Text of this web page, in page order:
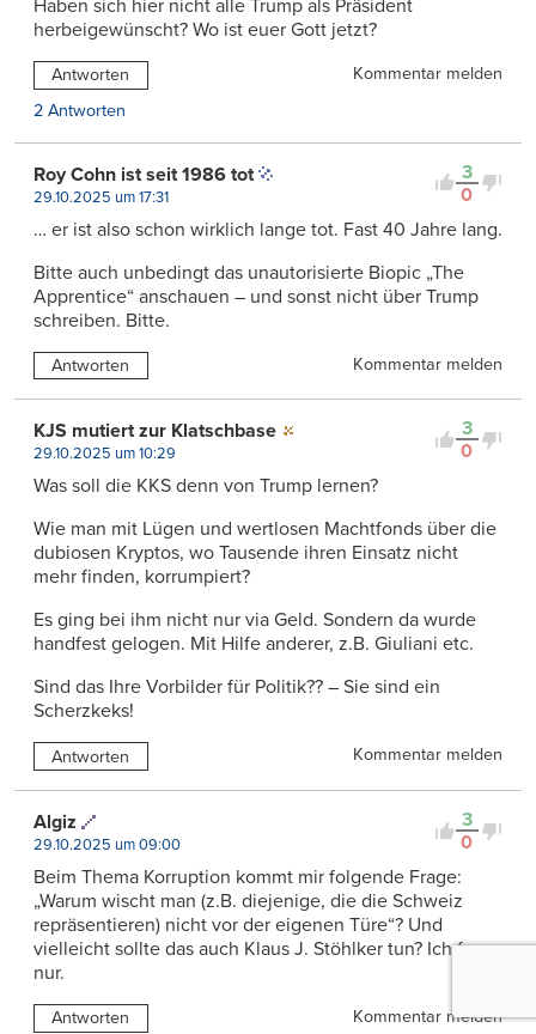
Haben sich hier nicht alle Trump als Präsident
herbeigewünscht? Wo ist euer Gott jetzt?
Antworten
Kommentar melden
2 Antworten
3
0
Roy Cohn ist seit 1986 tot
29.10.2025 um 17:31
… er ist also schon wirklich lange tot. Fast 40 Jahre lang.
Bitte auch unbedingt das unautorisierte Biopic „The
Apprentice“ anschauen – und sonst nicht über Trump
schreiben. Bitte.
Antworten Kommentar melden
3
0
KJS mutiert zur Klatschbase
29.10.2025 um 10:29
Was soll die KKS denn von Trump lernen?
Wie man mit Lügen und wertlosen Machtfonds über die
dubiosen Kryptos, wo Tausende ihren Einsatz nicht
mehr finden, korrumpiert?
Es ging bei ihm nicht nur via Geld. Sondern da wurde
handfest gelogen. Mit Hilfe anderer, z.B. Giuliani etc.
Sind das Ihre Vorbilder für Politik?? – Sie sind ein
Scherzkeks!
Antworten Kommentar melden
3
0
Algiz
29.10.2025 um 09:00
Beim Thema Korruption kommt mir folgende Frage:
„Warum wischt man (z.B. diejenige, die die Schweiz
repräsentieren) nicht vor der eigenen Türe“? Und
vielleicht sollte das auch Klaus J. Stöhlker tun? Ich frage
nur.
Antworten Kommentar melden